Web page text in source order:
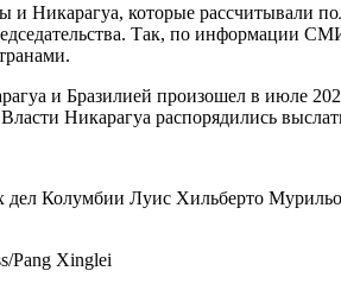
и Никарагуа, которые рассчитывали
Так, по информации
и Бразилией произошел в июле
Никарагуа распорядились
дел Колумбии Луис Хильберто Мурильо
Pang Xinglei